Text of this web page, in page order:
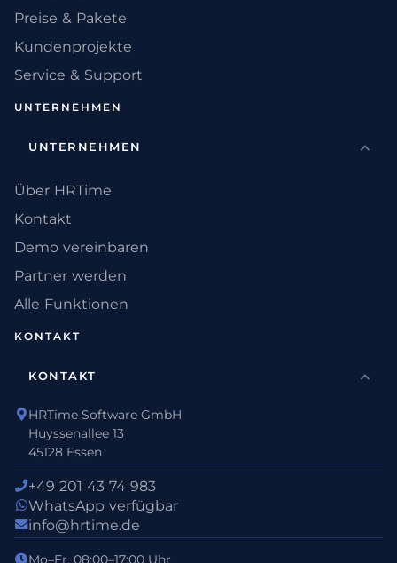
Preise & Pakete
Kundenprojekte
Service & Support
UNTERNEHMEN
UNTERNEHMEN
Über HRTime
Kontakt
Demo vereinbaren
Partner werden
Alle Funktionen
KONTAKT
KONTAKT
HRTime Software GmbH
Huyssenallee 13
45128 Essen
+49 201 43 74 983
WhatsApp verfügbar
info@hrtime.de
Mo–Fr, 08:00–17:00 Uhr